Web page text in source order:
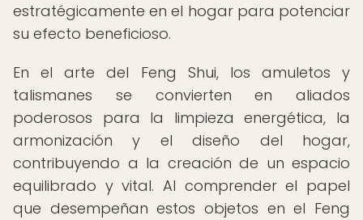
estratégicamente en el hogar para potenciar
su efecto beneficioso.
En el arte del Feng Shui, los amuletos y
talismanes se convierten en aliados
poderosos para la limpieza energética, la
armonización y el diseño del hogar,
contribuyendo a la creación de un espacio
equilibrado y vital. Al comprender el papel
que desempeñan estos objetos en el Feng